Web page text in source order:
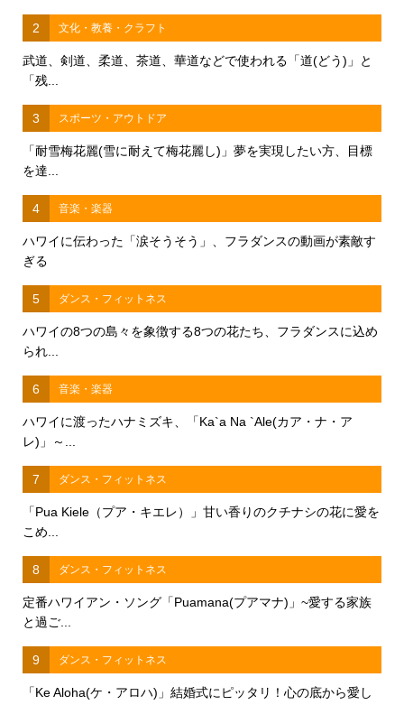
2 文化・教養・クラフト
武道、剣道、柔道、茶道、華道などで使われる「道(どう)」と
「残...
3 スポーツ・アウトドア
「耐雪梅花麗(雪に耐えて梅花麗し)」夢を実現したい方、目標
を達...
4 音楽・楽器
ハワイに伝わった「涙そうそう」、フラダンスの動画が素敵す
ぎる
5 ダンス・フィットネス
ハワイの8つの島々を象徴する8つの花たち、フラダンスに込め
られ...
6 音楽・楽器
ハワイに渡ったハナミズキ、「Ka`a Na `Ale(カア・ナ・ア
レ)」～...
7 ダンス・フィットネス
「Pua Kiele（プア・キエレ）」甘い香りのクチナシの花に愛を
こめ...
8 ダンス・フィットネス
定番ハワイアン・ソング「Puamana(プアマナ)」~愛する家族
と過ご...
9 ダンス・フィットネス
「Ke Aloha(ケ・アロハ)」結婚式にピッタリ！心の底から愛し